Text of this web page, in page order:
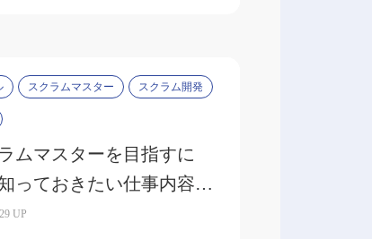
スクラムマスター スクラム開発
ムマスターを目指すに
っておきたい仕事内容や
スキルを解説
UP